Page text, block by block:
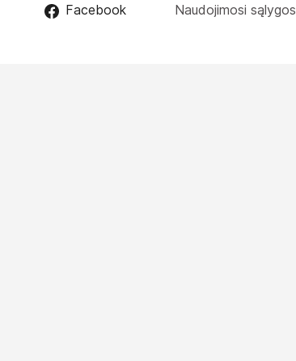
Facebook Naudojimosi sąlygos